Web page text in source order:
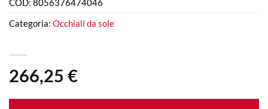
266,25 €
COD: 8056376474046
Categoria: Occhiali da sole